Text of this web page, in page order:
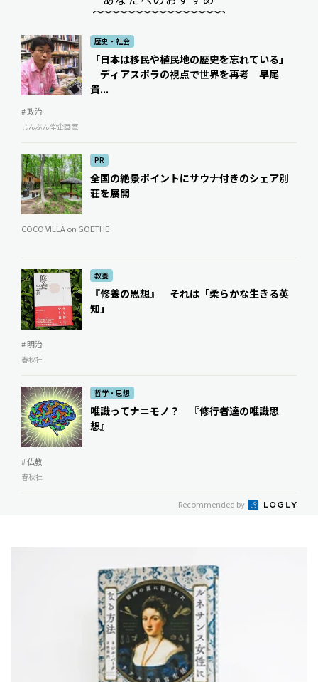
歴史・社会
「日本は移民や植民地の歴史を忘れている」
ディアスポラの視点で世界を再考 早尾
貴...
# 政治
じんぶん堂企画室
PR
全国の絶景ポイントにサウナ付きのシェア別
荘を展開
COCO VILLA on GOETHE
教養
『修養の思想』 それは「柔らかな生きる英
知」
# 明治
春秋社
哲学・思想
唯識ってナニモノ？ ――『修行者達の唯識思
想』
# 仏教
春秋社
Recommended by